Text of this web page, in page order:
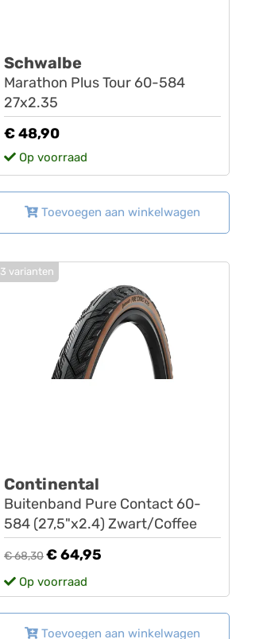
Schwalbe
Marathon Plus Tour 60-584
27x2.35
€ 48,90
Op voorraad
Toevoegen aan winkelwagen
Continental
Buitenband Pure Contact 60-
584 (27,5"x2.4) Zwart/Coffee
3 varianten
€ 68,30€ 64,95
Op voorraad
Toevoegen aan winkelwagen